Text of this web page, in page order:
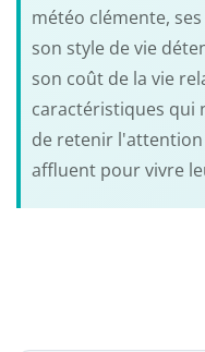
météo clémente,
son style de vie
son coût de la vie
caractéristiques qui
de retenir
affluent pour vivre